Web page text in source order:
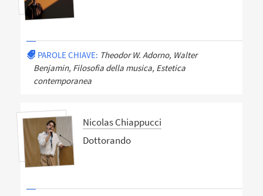
PAROLE CHIAVE: Theodor W. Adorno, Walter
Benjamin, Filosofia della musica, Estetica
contemporanea
Nicolas Chiappucci
Dottorando